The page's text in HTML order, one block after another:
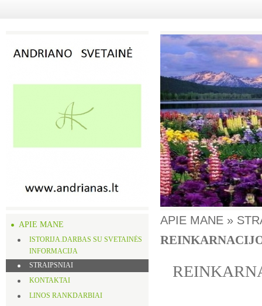
APIE MANE
ISTORIJA.DARBAS SU SVETAINĖS
INFORMACIJA
STRAIPSNIAI
KONTAKTAI
LINOS RANKDARBIAI
APIE MANE »